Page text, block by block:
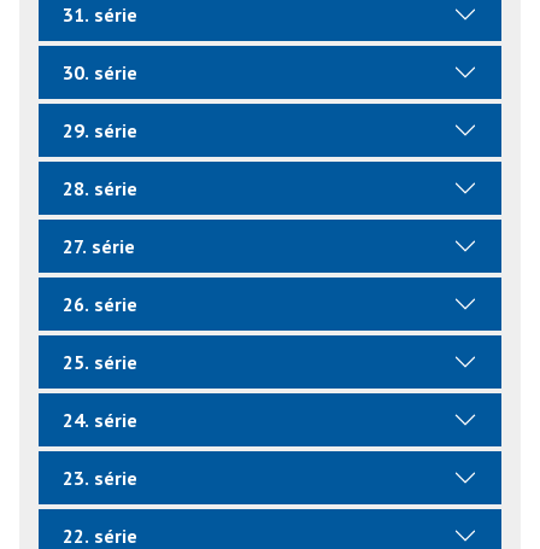
31. série
30. série
29. série
28. série
27. série
26. série
25. série
24. série
23. série
22. série